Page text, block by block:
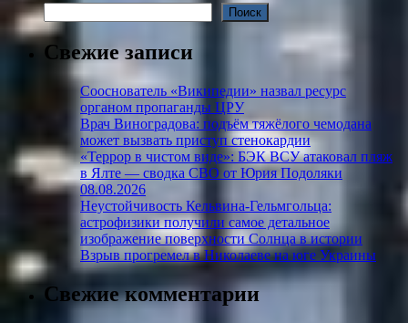
Поиск
Свежие записи
Сооснователь «Википедии» назвал ресурс
органом пропаганды ЦРУ
Врач Виноградова: подъём тяжёлого чемодана
может вызвать приступ стенокардии
«Террор в чистом виде»: БЭК ВСУ атаковал пляж
в Ялте — сводка СВО от Юрия Подоляки
08.08.2026
Неустойчивость Кельвина-Гельмгольца:
астрофизики получили самое детальное
изображение поверхности Солнца в истории
Взрыв прогремел в Николаеве на юге Украины
Свежие комментарии